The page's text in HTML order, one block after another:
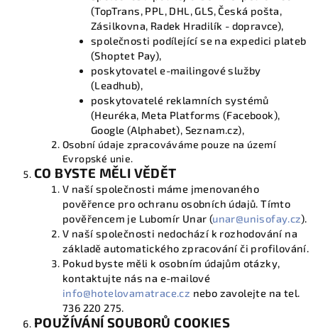
(TopTrans, PPL, DHL, GLS, Česká pošta,
Zásilkovna, Radek Hradilík - dopravce),
společnosti podílející se na expedici plateb
(Shoptet Pay),
poskytovatel e-mailingové služby
(Leadhub),
poskytovatelé reklamních systémů
(Heuréka, Meta Platforms (Facebook),
Google (Alphabet), Seznam.cz),
Osobní údaje zpracováváme pouze na území
Evropské unie.
CO BYSTE MĚLI VĚDĚT
V naší společnosti máme jmenovaného
pověřence pro ochranu osobních údajů. Tímto
pověřencem je Lubomír Unar (unar@unisofay.cz).
V naší společnosti nedochází k rozhodování na
základě automatického zpracování či profilování.
Pokud byste měli k osobním údajům otázky,
kontaktujte nás na e-mailové
info@hotelovamatrace.cz nebo zavolejte na tel.
736 220 275.
POUŽÍVÁNÍ SOUBORŮ COOKIES